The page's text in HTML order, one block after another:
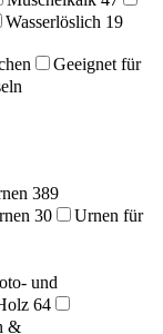
Wasserlöslich 19
Geeignet für
389
30
Urnen für
und
64
&